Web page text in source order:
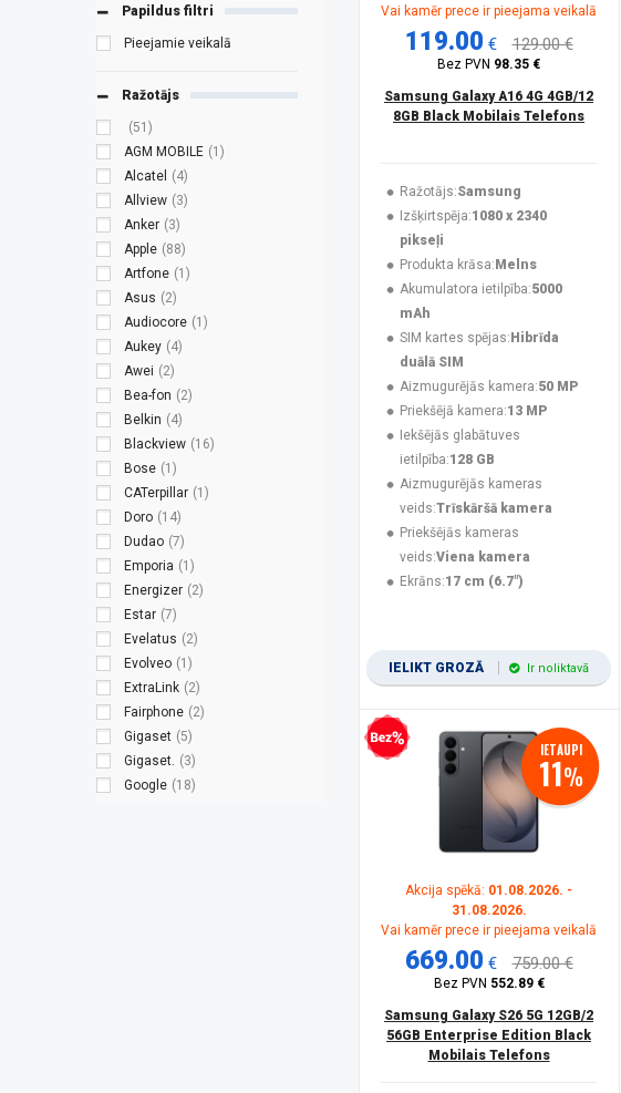
Papildus filtri
Pieejamie veikalā
Ražotājs
(51)
AGM MOBILE (1)
Alcatel (4)
Allview (3)
Anker (3)
Apple (88)
Artfone (1)
Asus (2)
Audiocore (1)
Aukey (4)
Awei (2)
Bea-fon (2)
Belkin (4)
Blackview (16)
Bose (1)
CATerpillar (1)
Doro (14)
Dudao (7)
Emporia (1)
Energizer (2)
Estar (7)
Evelatus (2)
Evolveo (1)
ExtraLink (2)
Fairphone (2)
Gigaset (5)
Gigaset. (3)
Google (18)
Vai kamēr prece ir pieejama veikalā
119.00 € 129.00 €
Bez PVN 98.35 €
Samsung Galaxy A16 4G 4GB/12
8GB Black Mobilais Telefons
Ražotājs:Samsung
Izšķirtspēja:1080 x 2340
pikseļi
Produkta krāsa: Melns
Akumulatora ietilpība:5000
mAh
SIM kartes spējas: Hibrīda
duālā SIM
Aizmugurējās kamera:50 MP
Priekšējā kamera:13 MP
Iekšējās glabātuves
ietilpība:128 GB
Aizmugurējās kameras
veids:Trīskāršā kamera
Priekšējās kameras
veids:Viena kamera
Ekrāns:17 cm (6.7")
IELIKT GROZĀ Ir noliktavā
Bezprocentu kredīts IETAUPI
11%
Akcija spēkā: 01.08.2026. -
31.08.2026.
Vai kamēr prece ir pieejama veikalā
669.00 € 759.00 €
Bez PVN 552.89 €
Samsung Galaxy S26 5G 12GB/2
56GB Enterprise Edition Black
Mobilais Telefons